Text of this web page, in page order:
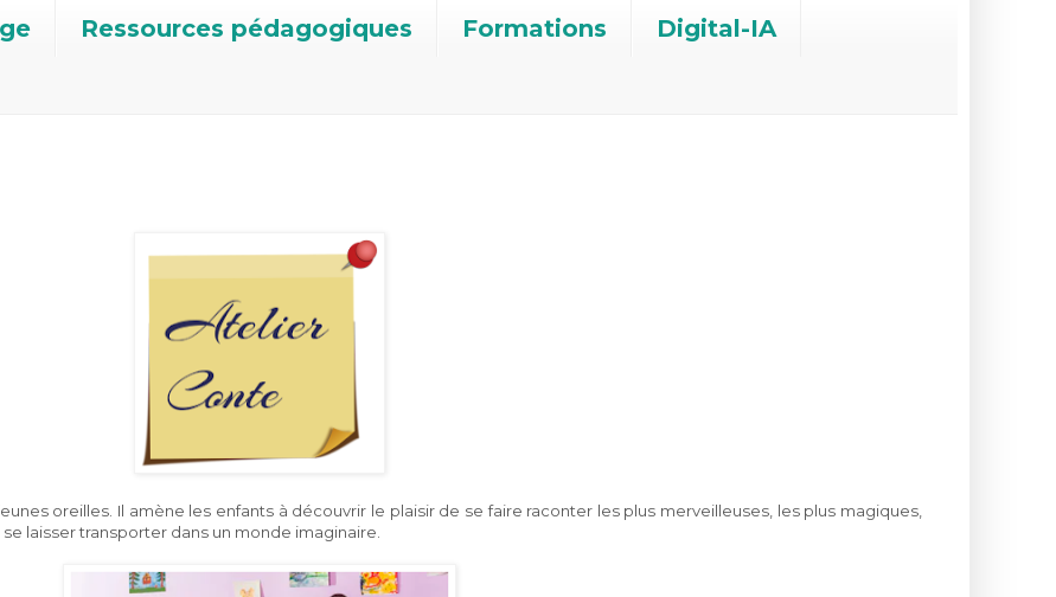
Ressources pédagogiques Formations
Digital-IA
oreilles. Il amène les enfants à découvrir le plaisir de se faire raconter les plus merveilleuses, les plus magiques,
laisser transporter dans un monde imaginaire.